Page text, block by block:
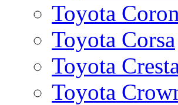
Toyota
Toyota Corsa
Toyota
Toyota